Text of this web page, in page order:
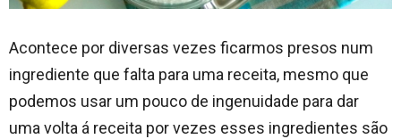
Acontece por diversas vezes ficarmos presos num
ingrediente que falta para uma receita, mesmo que
podemos usar um pouco de ingenuidade para dar
uma volta á receita por vezes esses ingredientes são